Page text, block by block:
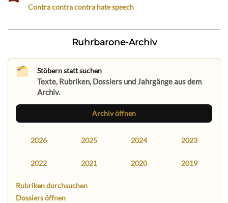
Contra contra contra hate speech
Ruhrbarone-Archiv
Stöbern statt suchen
Texte, Rubriken, Dossiers und Jahrgänge aus dem
Archiv.
Archiv öffnen
2026 2025 2024 2023
2022 2021 2020 2019
Rubriken durchsuchen
Dossiers öffnen